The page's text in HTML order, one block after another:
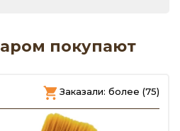
покупают
Заказали: более (75)